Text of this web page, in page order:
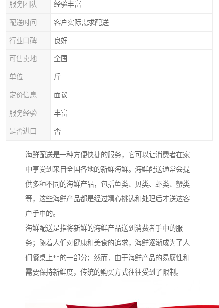
服务团队 经验丰富
配送时间 客户实际需求配送
行业口碑 良好
可售卖地 全国
单位 斤
定价信息 面议
服务经验 丰富
是否进口 否
海鲜配送是一种方便快捷的服务，它可以让消费者在家
中享受到来自全国各地的新鲜海鲜。海鲜配送通常会提
供多种不同的海鲜产品，包括鱼类、贝类、虾类、蟹类
等，这些海鲜产品都是经过精心挑选和处理后才送达客
户手中的。
海鲜配送是指将新鲜的海鲜产品送到消费者手中的服
务；随着人们对健康和美食的追求，海鲜逐渐成为了人
们餐桌上**的一部分；然而，由于海鲜产品的易腐性和
需要保持新鲜度，传统的购买方式往往受到了限制。